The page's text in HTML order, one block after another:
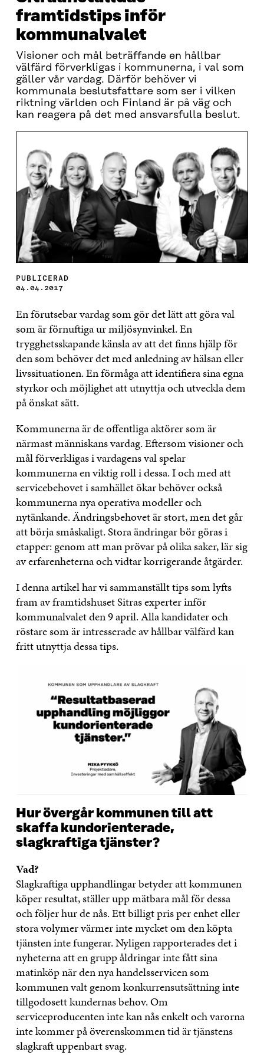
framtidstips inför
kommunalvalet
Visioner och mål beträffande en hållbar
välfärd förverkligas i kommunerna, i val som
gäller vår vardag. Därför behöver vi
kommunala beslutsfattare som ser i vilken
riktning världen och Finland är på väg och
kan reagera på det med ansvarsfulla beslut.
PUBLICERAD
04.04.2017
En förutsebar vardag som gör det lätt att göra val
som är förnuftiga ur miljösynvinkel. En
trygghetsskapande känsla av att det finns hjälp för
den som behöver det med anledning av hälsan eller
livssituationen. En förmåga att identifiera sina egna
styrkor och möjlighet att utnyttja och utveckla dem
på önskat sätt.
Kommunerna är de offentliga aktörer som är
närmast människans vardag. Eftersom visioner och
mål förverkligas i vardagens val spelar
kommunerna en viktig roll i dessa. I och med att
servicebehovet i samhället ökar behöver också
kommunerna nya operativa modeller och
nytänkande. Ändringsbehovet är stort, men det går
att börja småskaligt. Stora ändringar bör göras i
etapper: genom att man prövar på olika saker, lär sig
av erfarenheterna och vidtar korrigerande åtgärder.
I denna artikel har vi sammanställt tips som lyfts
fram av framtidshuset Sitras experter inför
kommunalvalet den 9 april. Alla kandidater och
röstare som är intresserade av hållbar välfärd kan
fritt utnyttja dessa tips.
Hur övergår kommunen till att
skaffa kundorienterade,
slagkraftiga tjänster?
Vad?
Slagkraftiga upphandlingar betyder att kommunen
köper resultat, ställer upp mätbara mål för dessa
och följer hur de nås. Ett billigt pris per enhet eller
stora volymer värmer inte mycket om den köpta
tjänsten inte fungerar. Nyligen rapporterades det i
nyheterna att en grupp åldringar inte fått sina
matinköp när den nya handelsservicen som
kommunen valt genom konkurrensutsättning inte
tillgodosett kundernas behov. Om
serviceproducenten inte kan nås enkelt och varorna
inte kommer på överenskommen tid är tjänstens
slagkraft uppenbart svag.